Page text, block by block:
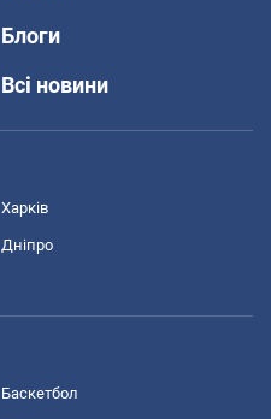
Блоги
Всі новини
Харків
Дніпро
Баскетбол